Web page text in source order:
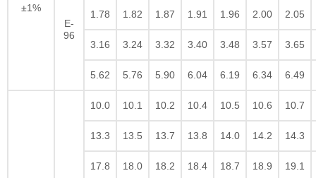
±1%
E-
96
1.78 1.82 1.87 1.91 1.96 2.00 2.05
3.16 3.24 3.32 3.40 3.48 3.57 3.65
5.62 5.76 5.90 6.04 6.19 6.34 6.49
10.0 10.1 10.2 10.4 10.5 10.6 10.7
13.3 13.5 13.7 13.8 14.0 14.2 14.3
17.8 18.0 18.2 18.4 18.7 18.9 19.1